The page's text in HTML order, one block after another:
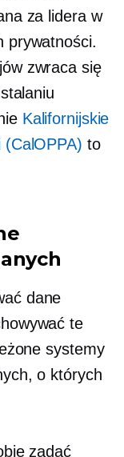
za lidera w
prywatności.
zwraca się
Kalifornijskie
to
dane
te
systemy
o których
zadać